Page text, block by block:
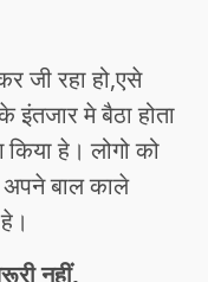
जी रहा हो,एसे
इंतजार मे बैठा होता
किया हे। लोगो को
बाल काले
नहीं,